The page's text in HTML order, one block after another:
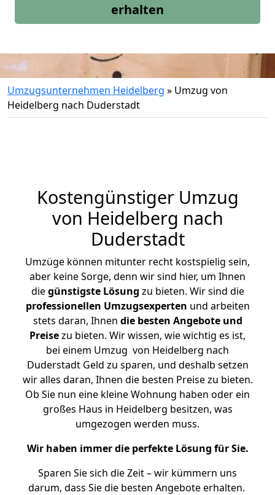
erhalten
Umzugsunternehmen Heidelberg » Umzug von
Heidelberg nach Duderstadt
Kostengünstiger Umzug
von Heidelberg nach
Duderstadt
Umzüge können mitunter recht kostspielig sein,
aber keine Sorge, denn wir sind hier, um Ihnen
diegünstigste Lösung zu bieten. Wir sind die
professionellen Umzugsexperten und arbeiten
stets daran, Ihnen die besten Angebote und
Preisezu bieten. Wir wissen, wie wichtig es ist,
bei einem Umzug von Heidelberg nach
Duderstadt Geld zu sparen, und deshalb setzen
wir alles daran, Ihnen die besten Preise zu bieten.
Ob Sie nun eine kleine Wohnung haben oder ein
großes Haus in Heidelberg besitzen, was
umgezogen werden muss.
Wir haben immer die perfekte Lösung für Sie.
Sparen Sie sich die Zeit – wir kümmern uns
darum, dass Sie die besten Angebote erhalten.